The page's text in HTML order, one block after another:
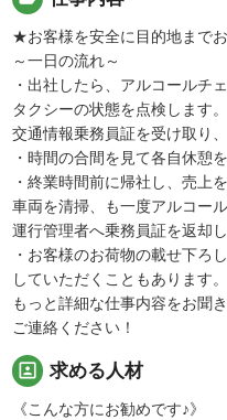
★お客様を安全に目的地まで
～一日の流れ～
・出社したら、アルコールチ
タクシーの状態を点検します。
交通情報乗務員証を受け取り
・時間の合間を見て各自休憩
・終業時間前に帰社し、売上
車両を清掃、も一度アルコー
運行管理者へ乗務員証を返却し
・お客様のお荷物の載せ下ろ
していただくこともあります。
もっと詳細な仕事内容をお聞
ご連絡ください！
portrait 求める人材
《こんな方にお勧めです♪》